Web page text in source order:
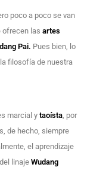
poco a poco se van
ofrecen las artes
Pai. Pues bien, lo
filosofía de nuestra
marcial y taoísta, por
de hecho, siempre
el aprendizaje
linaje Wudang